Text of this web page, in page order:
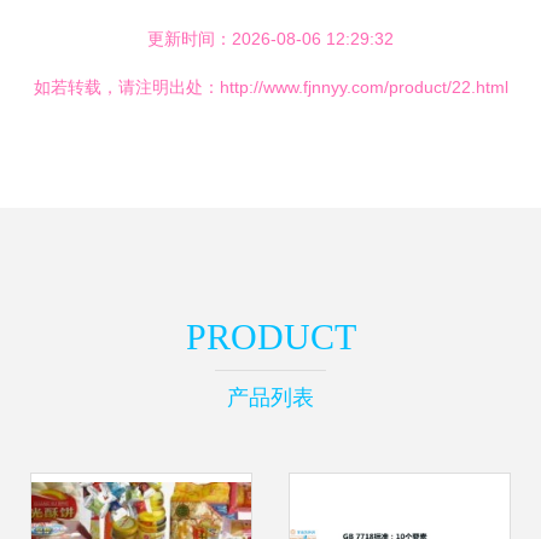
更新时间：2026-08-06 12:29:32
如若转载，请注明出处：http://www.fjnnyy.com/product/22.html
PRODUCT
产品列表